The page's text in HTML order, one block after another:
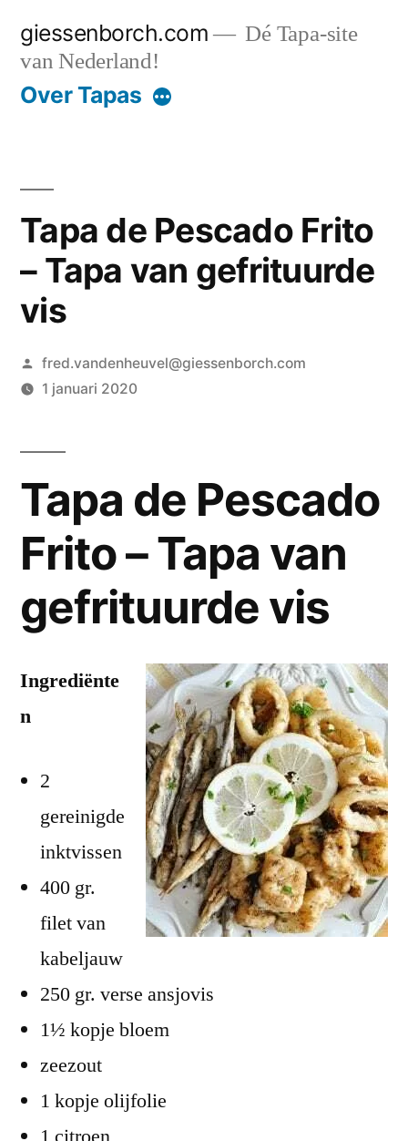
naar
giessenborch.com
Dé Tapa-site
van Nederland!
Over Tapas
Tapa de Pescado Frito
– Tapa van gefrituurde
vis
Geplaatst
door
fred.vandenheuvel@giessenborch.com
1 januari 2020
Tapa de Pescado
Frito – Tapa van
gefrituurde vis
Ingrediënte
n
2
gereinigde
inktvissen
400 gr.
filet van
kabeljauw
250 gr. verse ansjovis
1½ kopje bloem
zeezout
1 kopje olijfolie